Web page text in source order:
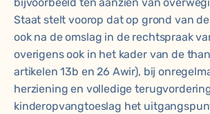
Staat stelt voorop dat op grond van de
ook na de omslag in de rechtspraak
overigens ook in het kader van de
artikelen 13b en 26 Awir), bij
herziening en volledige
kinderopvangtoeslag het